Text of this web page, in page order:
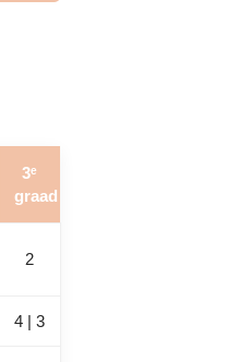
3ᵉ
graad
2
4 | 3